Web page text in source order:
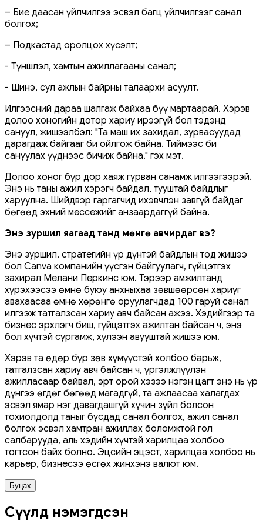
– Бие даасан үйлчилгээ эсвэл багц үйлчилгээг санал
болгох;
– Подкастад оролцох хүсэлт;
- Түншлэл, хамтын ажиллагааны санал;
- Шинэ, сул ажлын байрны талаархи асуулт.
Илгээсний дараа шалгаж байхаа бүү мартаарай. Хэрэв
долоо хоногийн дотор хариу ирээгүй бол тэдэнд
сануул, жишээлбэл: "Та маш их захидал, зурвасуудад
дарагдаж байгааг би ойлгож байна. Тиймээс би
сануулах үүднээс бичиж байна." гэх мэт.
Долоо хоног бүр дор хаяж гурван санамж илгээгээрэй.
Энэ нь таны ажил хэрэгч байдал, тууштай байдлыг
харуулна. Шийдвэр гаргагчид ихэвчлэн завгүй байдаг
бөгөөд эхний мессежийг анзаардаггүй байна.
Энэ зуршил яагаад танд мөнгө авчирдаг вэ?
Энэ зуршил, стратегийн үр дүнтэй байдлын тод жишээ
бол Canva компанийн үүсгэн байгуулагч, гүйцэтгэх
захирал Мелани Перкинс юм. Тэрээр амжилтанд
хүрэхээсээ өмнө буюу анхныхаа зөвшөөрсөн хариуг
авахаасаа өмнө хөрөнгө оруулагчдад 100 гаруй санал
илгээж татгалзсан хариу авч байсан ажээ. Хэдийгээр та
бизнес эрхлэгч биш, гүйцэтгэх ажилтан байсан ч, энэ
бол хүчтэй сургамж, хүлээн авууштай жишээ юм.
Хэрэв та өдөр бүр зөв хүмүүстэй холбоо барьж,
татгалзсан хариу авч байсан ч, үргэлжлүүлэн
ажилласаар байвал, эрт орой хэзээ нэгэн цагт энэ нь үр
дүнгээ өгдөг бөгөөд магадгүй, та ажлаасаа халагдах
эсвэл ямар нэг давагдашгүй хүчин зүйл болсон
тохиолдолд таныг бусдад санал болгох, ажил санал
болгох эсвэл хамтран ажиллах боломжтой гол
салбарууда, аль хэдийн хүчтэй харилцаа холбоо
тогтсон байх болно. Эцсийн эцэст, харилцаа холбоо нь
карьер, бизнесээ өсгөх жинхэнэ валют юм.
Буцах
Сүүлд нэмэгдсэн